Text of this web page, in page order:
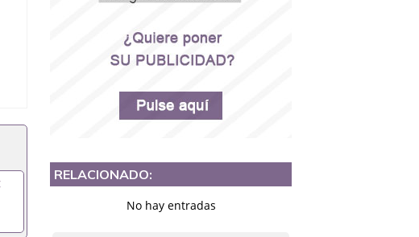
RELACIONADO:
No hay entradas